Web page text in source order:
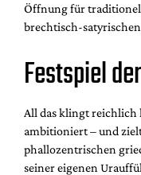
Öffnung für
brechtisch-
Festspiel
All das klingt
ambitioniert – und
phallozentrischen
seiner eigenen